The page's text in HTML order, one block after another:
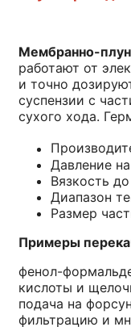
Мембранно-
работают от
и точно
суспензии с
сухого хода.
Давление
Вязкость
Диапазон
Размер
Примеры
фенол-
кислоты и
подача на
фильтрацию и